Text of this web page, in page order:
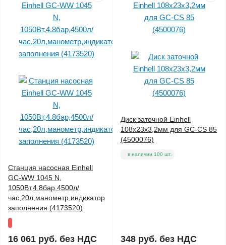
Станция насосная Einhell
GC-WW 1045 N,
1050Вт,4.8бар,4500л/
час,20л,манометр,индикатор
заполнения (4173520)
16 061 руб. без НДС
Диск заточной Einhell
108х23х3,2мм для GC-CS 85
(4500076)
в наличии 100 шт.
348 руб. без НДС